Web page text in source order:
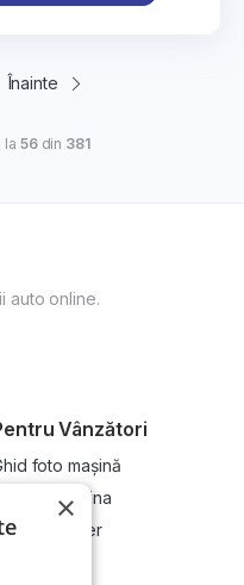
Înainte
la 56din 381
auto online.
Vânzători
foto mașină
Vinde-ți mașina
dealer
×